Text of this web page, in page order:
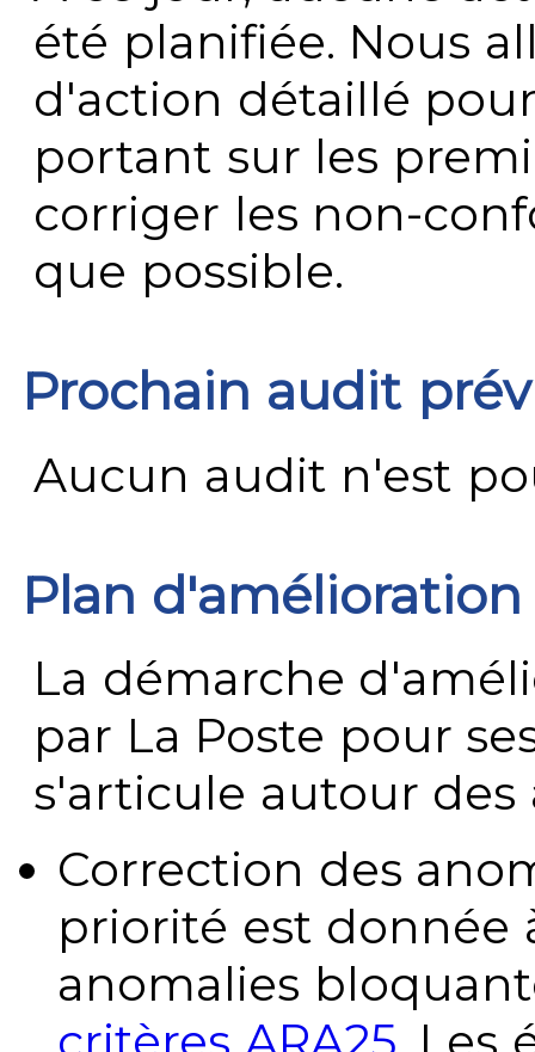
été planifiée. Nous
d'action détaillé
portant sur les
corriger les non-
que possible.
Prochain audit
Aucun audit n'est
Plan
La démarche
par La Poste pour
s'articule autour des
Correction des
priorité est donnée
anomalies